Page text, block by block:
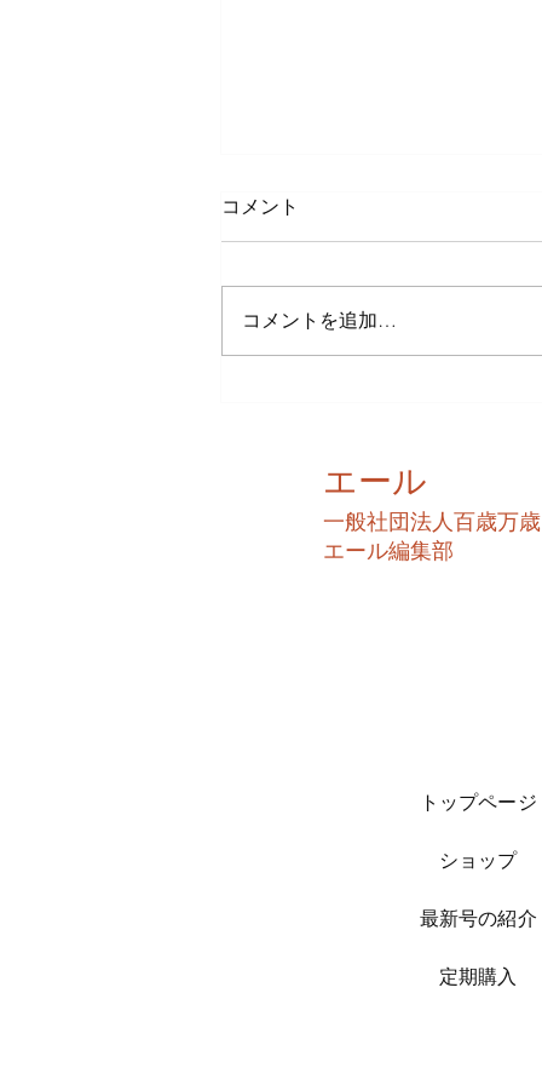
コメント
コメントを追加…
エール
​一般社団法人百歳万歳
​エール編集部
トップページ
ショップ
最新号の紹介
​定期購入